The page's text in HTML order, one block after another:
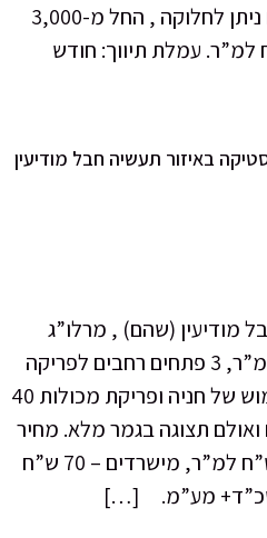
הנכס : 6 מ”ר ברוטו. האולם ניתן לחלוקה , החל מ-3,000
עמלת תיווך: חודש
חבל מודיעין
, מרלו”ג
8 מ”ר, 3 פתחים רחבים לפריקה
וטעינה, חצר תפעולית לשימוש של חניה ופריקת מכולות 40
בגמר מלא. מחיר
שיווק שכ”ד: אחסנה – 60 ש”ח למ”ר, מישרדים – 70 ש”ח
[…]